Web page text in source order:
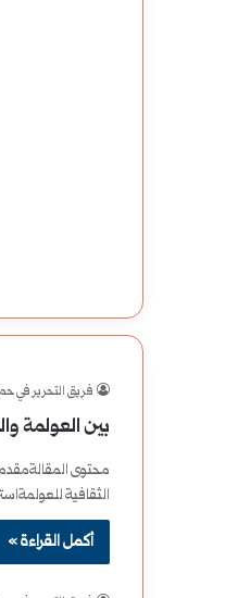
فريق التحرير في
بين العولمة
محتوى
الثقافية
أكمل القراءة »